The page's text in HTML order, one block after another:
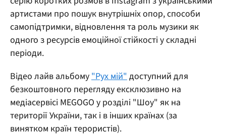
артистами про пошук внутрішніх опор, способи
самопідтримки, відновлення та роль музики як
одного з ресурсів емоційної стійкості у складні
періоди.
Відео лайв альбому"Рух мій"доступний для
безкоштовного перегляду ексклюзивно на
медіасервісі MEGOGO у розділі "Шоу" як на
території України, так і в інших країнах (за
винятком країн терористів).